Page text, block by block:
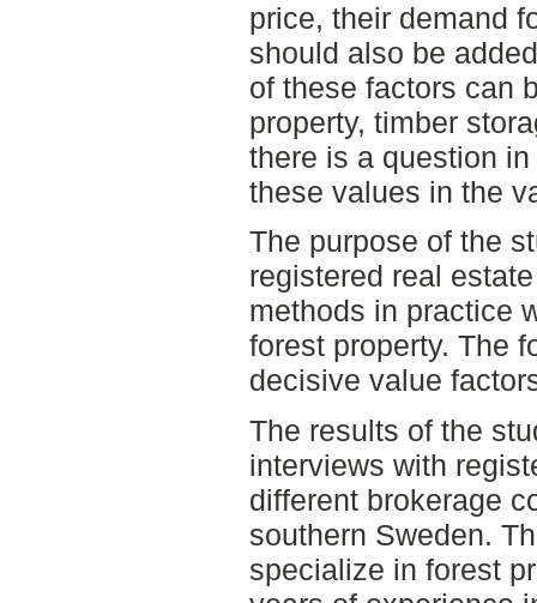
price, their demand
should also be
of these factors can
property, timber
there is a question
these values in the
The purpose of the
registered real
methods in practice
forest property. The
decisive value
The results of the
interviews with
different brokerage
southern Sweden.
specialize in forest